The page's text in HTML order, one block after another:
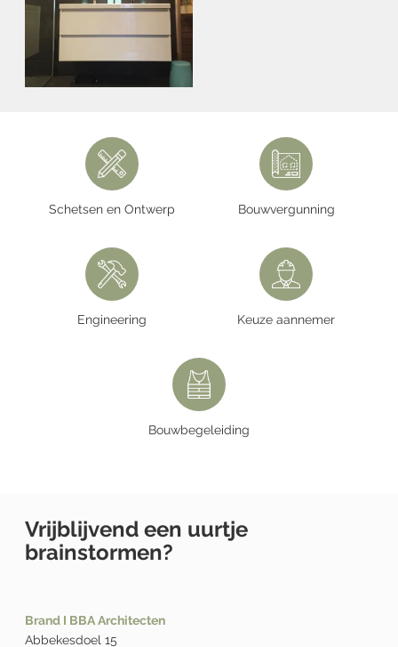
Schetsen en Ontwerp Bouwvergunning
Engineering Keuze aannemer
Bouwbegeleiding
Vrijblijvend een uurtje
brainstormen?
Brand I BBA Architecten
Abbekesdoel 15